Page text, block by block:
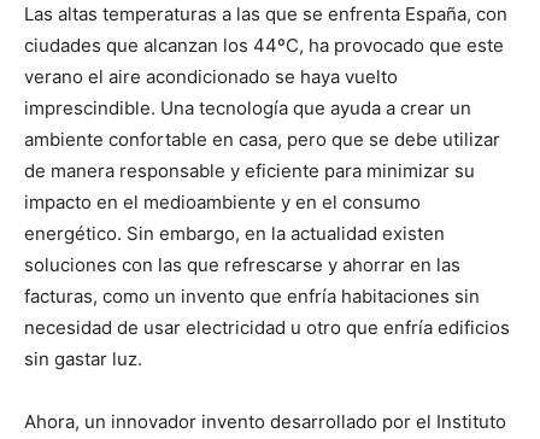
Las altas temperaturas a las que se enfrenta España, con
ciudades que alcanzan los 44ºC, ha provocado que este
verano el aire acondicionado se haya vuelto
imprescindible. Una tecnología que ayuda a crear un
ambiente confortable en casa, pero que se debe utilizar
de manera responsable y eficiente para minimizar su
impacto en el medioambiente y en el consumo
energético. Sin embargo, en la actualidad existen
soluciones con las que refrescarse y ahorrar en las
facturas, como un invento que enfría habitaciones sin
necesidad de usar electricidad u otro que enfría edificios
sin gastar luz.
Ahora, un innovador invento desarrollado por el Instituto